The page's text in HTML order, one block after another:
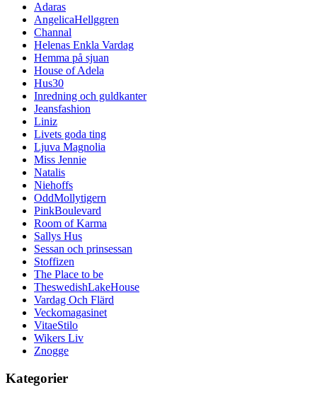
Adaras
AngelicaHellggren
Channal
Helenas Enkla Vardag
Hemma på sjuan
House of Adela
Hus30
Inredning och guldkanter
Jeansfashion
Liniz
Livets goda ting
Ljuva Magnolia
Miss Jennie
Natalis
Niehoffs
OddMollytigern
PinkBoulevard
Room of Karma
Sallys Hus
Sessan och prinsessan
Stoffizen
The Place to be
TheswedishLakeHouse
Vardag Och Flärd
Veckomagasinet
VitaeStilo
Wikers Liv
Znogge
Kategorier